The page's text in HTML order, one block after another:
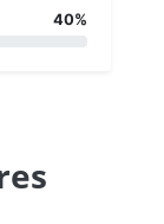
40%